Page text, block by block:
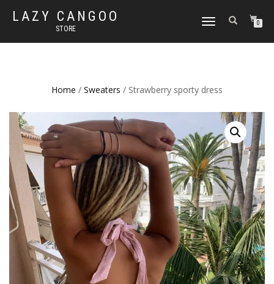
LAZY CANGOO
STORE
TOGGLE
0
Home / Sweaters / Strawberry sporty dress